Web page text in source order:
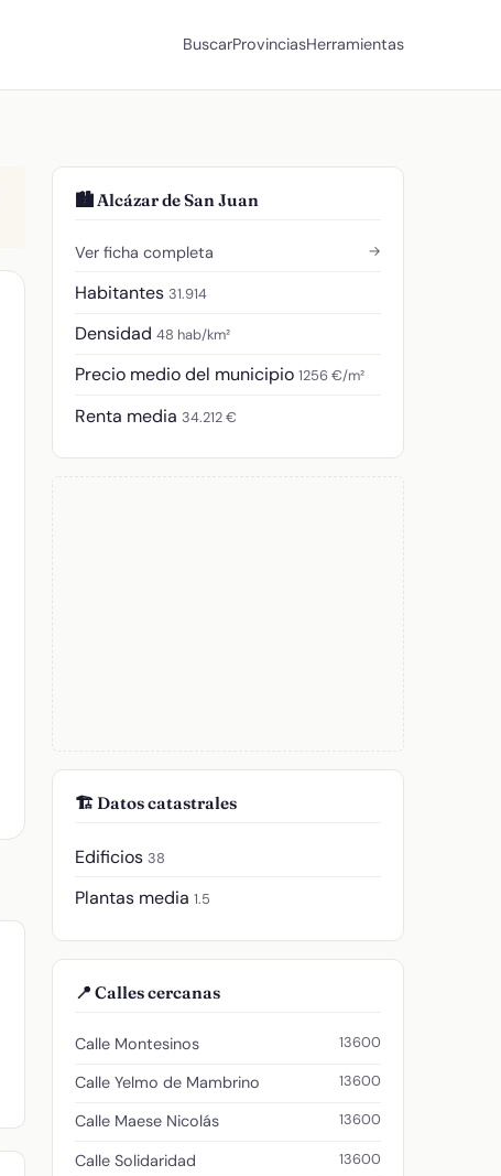
BuscarProvinciasHerramientas
🏙️ Alcázar de San Juan
Ver ficha completa →
Habitantes 31.914
Densidad 48 hab/km²
Precio medio del municipio 1256 €/m²
Renta media 34.212 €
🏗️ Datos catastrales
Edificios 38
Plantas media 1.5
📍 Calles cercanas
Calle Montesinos 13600
Calle Yelmo de Mambrino 13600
Calle Maese Nicolás 13600
Calle Solidaridad 13600